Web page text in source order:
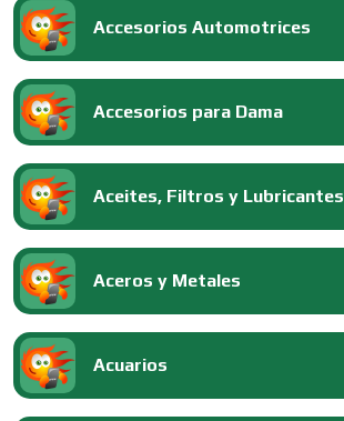
Accesorios Automotrices
Accesorios para Dama
Aceites, Filtros y Lubricantes
Aceros y Metales
Acuarios